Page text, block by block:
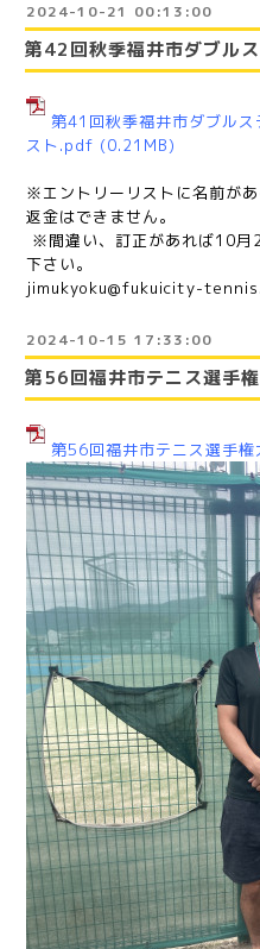
2024-10-21 00:13:00
第42回秋季福井市ダブル
第41回秋季福井市ダブル
スト.pdf (0.21MB)
※エントリーリストに名前が
返金はできません。
※間違い、訂正があれば10月
下さい。
jimukyoku@fukuicity-
2024-10-15 17:33:00
第56回福井市テニス選手
第56回福井市テニス選手